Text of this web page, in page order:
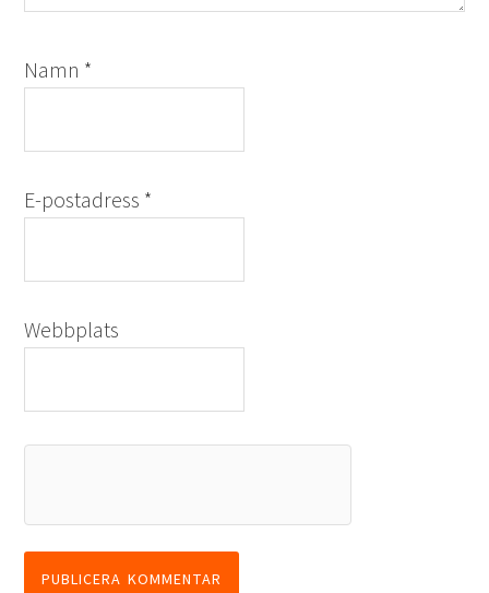
Namn *
E-postadress *
Webbplats